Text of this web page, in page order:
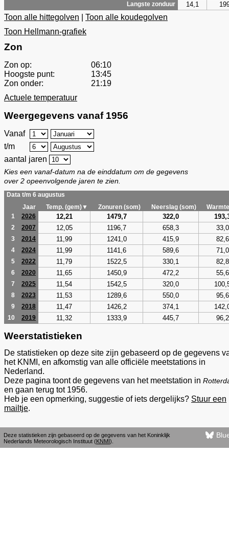
Langste zonduur 14,1
Toon alle hittegolven
Toon alle koudegolven
Toon Hellmann-grafiek
Zon
Zon op:
06:10
Hoogste punt:
13:45
Zon onder:
21:19
Actuele temperatuur
Weergegevens vanaf 1956
Vanaf
t/m
aantal jaren
Kies een vanaf-datum na de einddatum om de gegevens
over 2 opeenvolgende jaren te zien.
Data t/m 6 augustus
Jaar
Temp. (gem)▼ Zonuren (som) Neerslag (som)
1
2026 12,21 1479,7 322,0
2 2007 12,05 1196,7 658,3 33,0
3 2014 11,99 1241,0 415,9 82,6
4 2024 11,99 1141,6 589,6 71,0
5 2022 11,79 1522,5 330,1 82,8
6 2020 11,65 1450,9 472,2 55,6
7 2025 11,54 1542,5 320,0
8 2023 11,53 1289,6 550,0 95,6
9 2018 11,47 1426,2 374,1
10 2019 11,32 1333,9 445,7 96,2
Weerstatistieken
De statistieken op deze site zijn gebaseerd op de gegevens
het KNMI, en afkomstig van alle officiële meetstations in
Nederland.
Deze pagina toont de gegevens van het meetstation in
en gaan terug tot 1956.
Heb je een opmerking, suggestie of iets dergelijks? Stuur een
mailtje.
Deze statistieken zijn gebaseerd op de gegevens van het Koninklijk
Nederlands Meteorologisch Instituut (KNMI).